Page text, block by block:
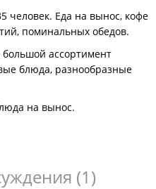
человек. Еда на вынос, кофе
поминальных обедов.
большой ассортимент
блюда, разнообразные
на вынос.
(1)